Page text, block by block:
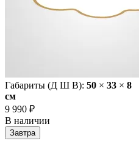
Габариты (Д Ш В): 50 × 33 × 8
cм
9 990 ₽
В наличии
Завтра